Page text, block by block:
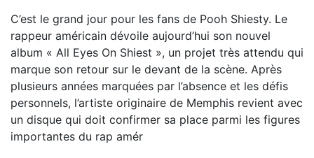
C’est le grand jour pour les fans de Pooh Shiesty. Le
rappeur américain dévoile aujourd’hui son nouvel
album « All Eyes On Shiest », un projet très attendu qui
marque son retour sur le devant de la scène. Après
plusieurs années marquées par l’absence et les défis
personnels, l’artiste originaire de Memphis revient avec
un disque qui doit confirmer sa place parmi les figures
importantes du rap amér